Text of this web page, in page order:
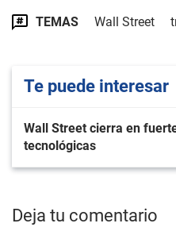
TEMAS Wall Street
Te puede interesar
Wall Street cierra en
tecnológicas
Deja tu comentario